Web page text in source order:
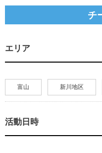
チ
エリア
富山 新川地区
活動日時